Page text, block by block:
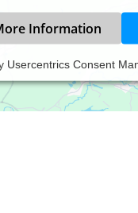
Information
Usercentrics Consent